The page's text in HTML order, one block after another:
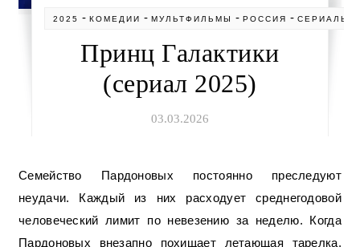
2025 -КОМЕДИИ -МУЛЬТФИЛЬМЫ -РОССИЯ -СЕРИАЛЫ
Принц Галактики
(сериал 2025)
03.03.2026
Семейство Пардоновых постоянно преследуют
неудачи. Каждый из них расходует среднегодовой
человеческий лимит по невезению за неделю. Когда
Пардоновых внезапно похищает летающая тарелка,